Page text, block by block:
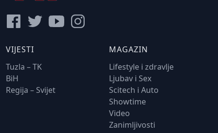
VIJESTI
Tuzla – TK
BiH
Regija – Svijet
MAGAZIN
Lifestyle i zdravlje
Ljubav i Sex
Scitech i Auto
Showtime
Video
Zanimljivosti